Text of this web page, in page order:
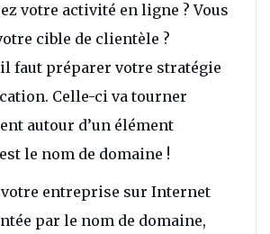
votre activité en ligne ? Vous
cible de clientèle ?
faut préparer votre stratégie
Celle-ci va tourner
autour d’un élément
le nom de domaine !
votre entreprise sur Internet
par le nom de domaine,